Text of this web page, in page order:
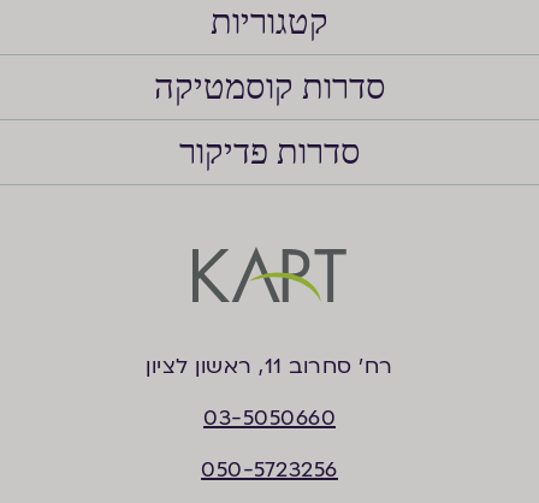
קטגוריות
סדרות קוסמטיקה
סדרות פדיקור
רח’ סחרוב 11, ראשון לציון
03-5050660
050-5723256